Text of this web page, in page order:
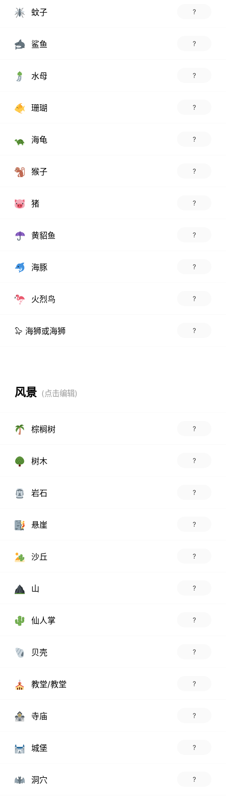
蚊子 ?
鲨鱼 ?
水母 ?
珊瑚 ?
海龟 ?
猴子 ?
猪 ?
黄貂鱼 ?
海豚 ?
火烈鸟 ?
🦭 海狮或海狮 ?
风景
棕榈树 ?
树木 ?
岩石 ?
悬崖 ?
沙丘 ?
山 ?
仙人掌 ?
贝壳 ?
教堂/教堂 ?
寺庙 ?
城堡 ?
洞穴 ?